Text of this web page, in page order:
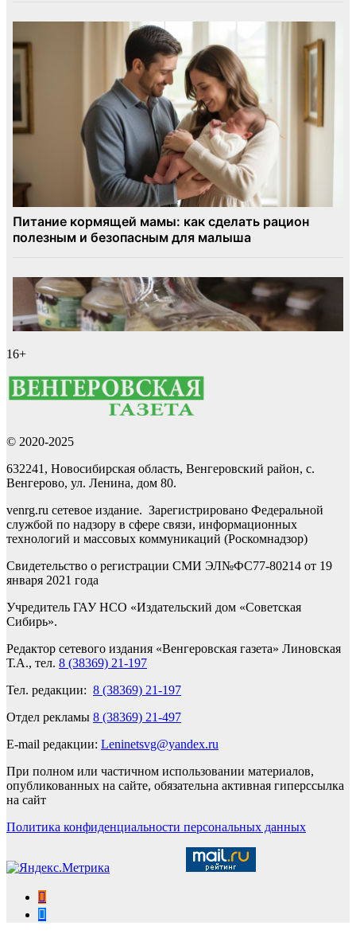
16+
© 2020-2025
632241, Новосибирская область, Венгеровский район, с.
Венгерово, ул. Ленина, дом 80.
venrg.ru сетевое издание. Зарегистрировано Федеральной
службой по надзору в сфере связи, информационных
технологий и массовых коммуникаций (Роскомнадзор)
Свидетельство о регистрации СМИ ЭЛ№ФС77-80214 от 19
января 2021 года
Учредитель ГАУ НСО «Издательский дом «Советская
Сибирь».
Редактор сетевого издания «Венгеровская газета» Линовская
Т.А., тел. 8 (38369) 21-197
Тел. редакции: 8 (38369) 21-197
Отдел рекламы 8 (38369) 21-497
E-mail редакции: Leninetsvg@yandex.ru
При полном или частичном использовании материалов,
опубликованных на сайте, обязательна активная гиперссылка
на сайт
Политика конфиденциальности персональных данных